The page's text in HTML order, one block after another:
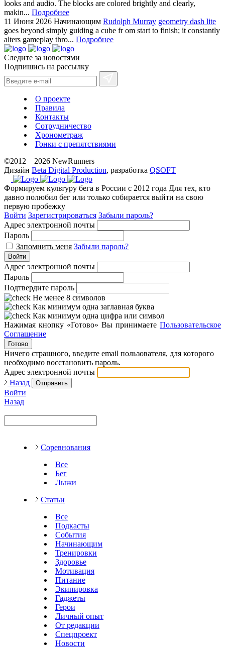
looks and audio. The blocks are colored brightly and clearly,
makin... Подробнее
11 Июня 2026 Начинающим Rudolph Murray geometry dash lite
goes beyond simply guiding a cube fr om start to finish; it constantly
alters gameplay thro... Подробнее
Следите за новостями
Подпишись на рассылку
О проекте
Правила
Контакты
Сотрудничество
Хронометраж
Гонки с препятствиями
©2012—2026 NewRunners
Дизайн Beta Digital Production, разработка QSOFT
Формируем культуру бега в России с 2012 года Для тех, кто
давно полюбил бег или только собирается выйти на свою
первую пробежку
Войти Зарегистрироваться Забыли пароль?
Адрес электронной почты
Пароль
Запомнить меня Забыли пароль?
Войти
Адрес электронной почты
Пароль
Подтвердите пароль
Не менее 8 символов
Как минимум одна заглавная буква
Как минимум одна цифра или символ
Нажимая кнопку «Готово» Вы принимаете Пользовательское
Соглашение
Готово
Ничего страшного, введите email пользователя, для которого
необходимо восстановить пароль.
Адрес электронной почты
Назад
Отправить
Войти
Назад
Соревнования
Все
Бег
Лыжи
Статьи
Все
Подкасты
События
Начинающим
Тренировки
Здоровье
Мотивация
Питание
Экипировка
Гаджеты
Герои
Личный опыт
От редакции
Спецпроект
Новости